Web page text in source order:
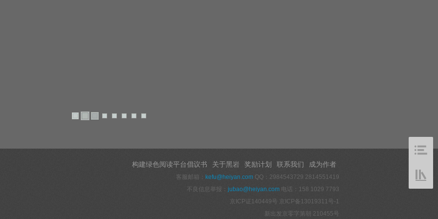
构建绿色阅读平台倡议书 关于黑岩 奖励计划 联系我们 成为作者
客服邮箱： kefu@heiyan.com QQ：2984543729 2814551419
不良信息举报： jubao@heiyan.com 电话：158 1029 7793
京ICP证140449号 京ICP备13019311号-1
新出发京零字第朝 210455号